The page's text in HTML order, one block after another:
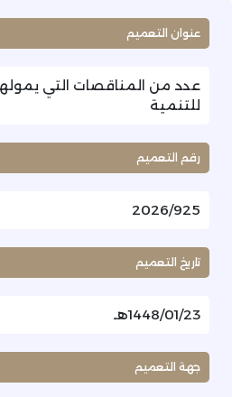
عنوان التعميم
عدد من المناقصات التي
للتنمية
رقم التعميم
2026/925
تاريخ التعميم
1448/01/23هـ
جهة التعميم